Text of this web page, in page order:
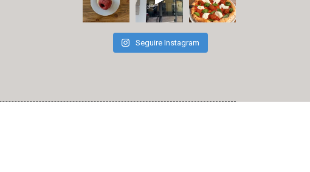
Seguire Instagram